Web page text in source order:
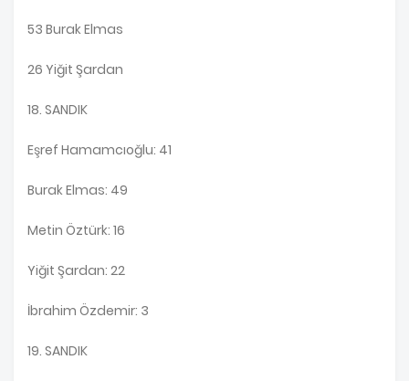
53 Burak Elmas
26 Yiğit Şardan
18. SANDIK
Eşref Hamamcıoğlu: 41
Burak Elmas: 49
Metin Öztürk: 16
Yiğit Şardan: 22
İbrahim Özdemir: 3
19. SANDIK